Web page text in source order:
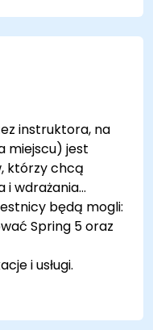
aby uczynić
z istniejącymi
Spring klasy
instruktora, na
miejscu) jest
którzy chcą
i wdrażania
będą mogli:
Spring 5 oraz
i usługi.